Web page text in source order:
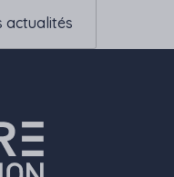
actualités